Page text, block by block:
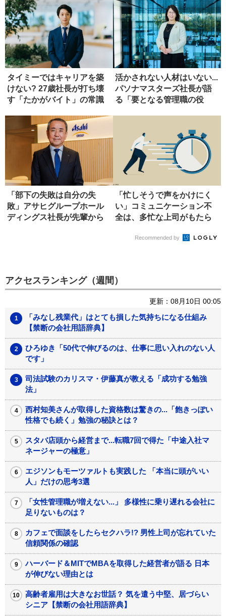
タイミーではキャリアを築
けない? 27歳社長が打ち壊
す「たかがバイト」の常識
活かされない人材はいない...
パソナマスターズ社長が語
る「要となる管理職の役
「部下の失敗は自分の失
敗」アサヒグループホール
ディングス社長が先輩から
「忙しそうで声をかけにく
い」コミュニケーション不
全は、多忙な上司がもたら
Recommended by
アクセスランキング（週間）
更新：08月10日 00:05
「みなし残業代」はとても損した気持ちになる仕組み
【禁断の会社用語辞典】
ひろゆき「50代で伸びるのは、仕事に思い入れのない人
です」
司法試験のカリスマ・伊藤真が教える「成功する勉強
法」
西村知美さんが取得した資格数は驚きの...「飽きっぽい
性格でも続く」勉強の秘訣とは？
スタバ店頭から経営まで...転職7回で得た「中途入社マ
ネージャーの極意」
エジソンもモーツァルトも実践した 「本当に頭がいい
人」だけの思考3選
「女性管理職が増えない...」 多様性に乗り遅れる会社に
足りないものは？
カフェで面談をしたらセクハラ!? 男性上司が忘れていた
信頼関係の確認
ハーバード＆MITでMBAを取得した経営者が語る 日本
が伸びない理由とは
高齢者雇用は大きなお世話？ 気を遣う中堅、居づらい
シニア【禁断の会社用語辞典】